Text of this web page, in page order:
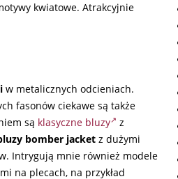
kwiatowe. Atrakcyjnie
w metalicznych odcieniach.
fasonów ciekawe są także
są klasyczne bluzy
z
bomber jacket z dużymi
Intrygują mnie również modele
na plecach, na przykład